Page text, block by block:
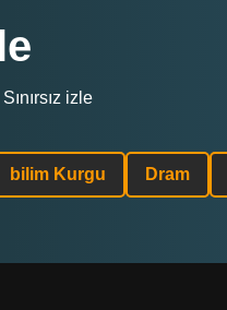
izle
bilim Kurgu Dram